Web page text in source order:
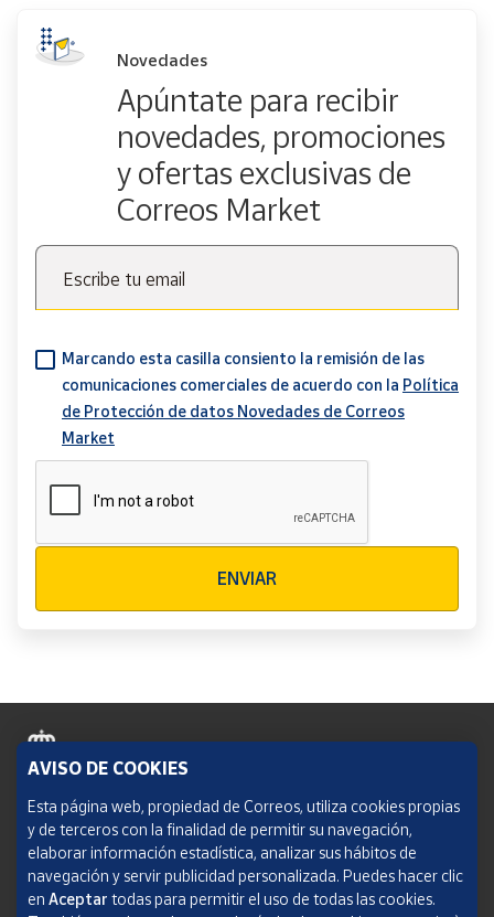
Novedades
Apúntate para recibir
novedades, promociones
y ofertas exclusivas de
Correos Market
Escribe tu email
Marcando esta casilla consiento la remisión de las
comunicaciones comerciales de acuerdo con la Política
de Protección de datos Novedades de Correos
Market
ENVIAR
Política de cookies
Aviso legal
Condiciones del servicio
AVISO DE COOKIES
Esta página web, propiedad de Correos, utiliza cookies propias
y de terceros con la finalidad de permitir su navegación,
elaborar información estadística, analizar sus hábitos de
navegación y servir publicidad personalizada. Puedes hacer clic
en Aceptar todas para permitir el uso de todas las cookies.